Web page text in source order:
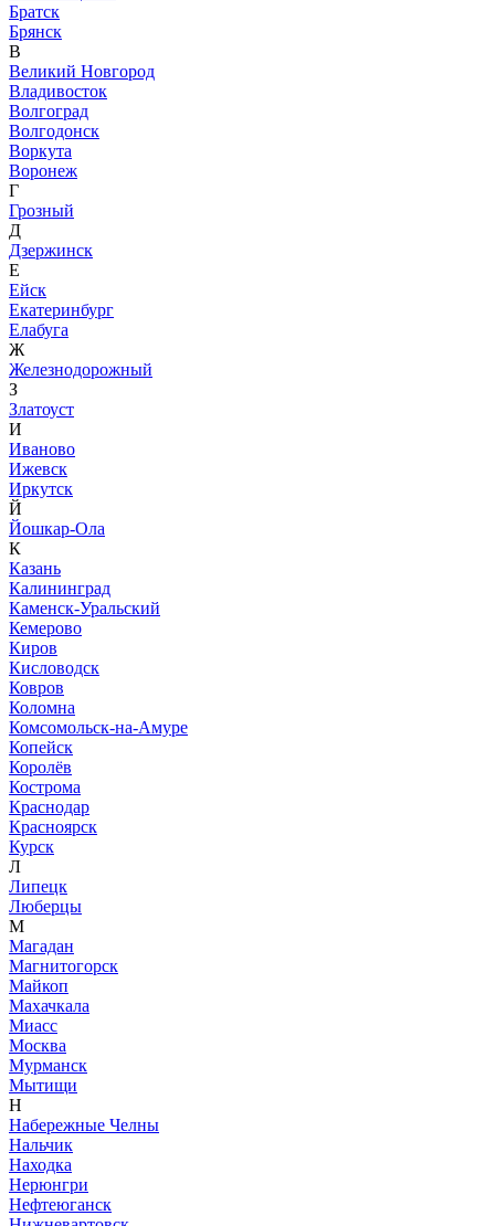
Братск
Брянск
В
Великий Новгород
Владивосток
Волгоград
Волгодонск
Воркута
Воронеж
Г
Грозный
Д
Дзержинск
Е
Ейск
Екатеринбург
Елабуга
Ж
Железнодорожный
З
Златоуст
И
Иваново
Ижевск
Иркутск
Й
Йошкар-Ола
К
Казань
Калининград
Каменск-Уральский
Кемерово
Киров
Кисловодск
Ковров
Коломна
Комсомольск-на-Амуре
Копейск
Королёв
Кострома
Краснодар
Красноярск
Курск
Л
Липецк
Люберцы
М
Магадан
Магнитогорск
Майкоп
Махачкала
Миасс
Москва
Мурманск
Мытищи
Н
Набережные Челны
Нальчик
Находка
Нерюнгри
Нефтеюганск